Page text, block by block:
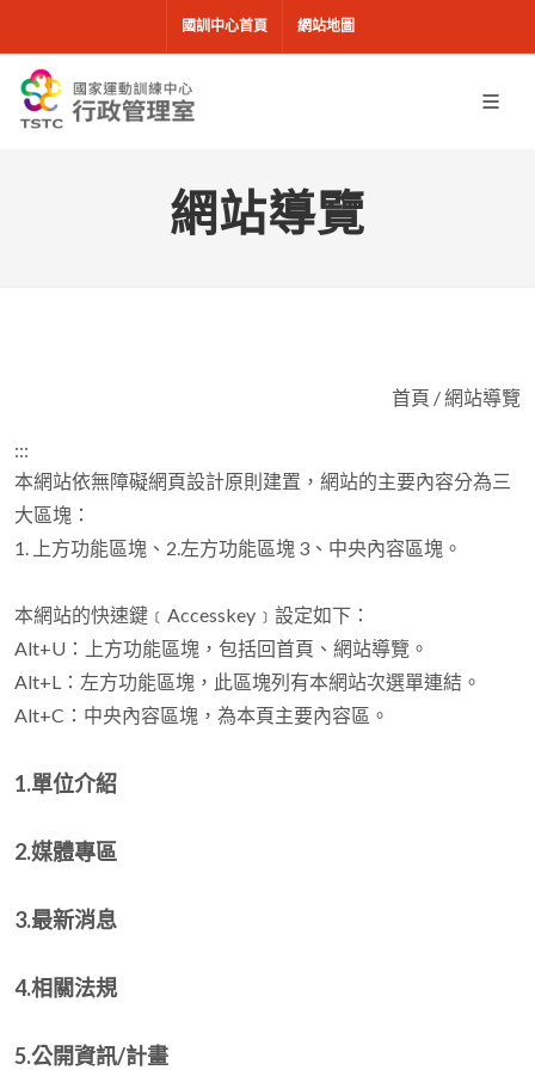
國訓中心首頁 網站地圖
網站導覽
首頁 /網站導覽
:::
本網站依無障礙網頁設計原則建置，網站的主要內容分為三
大區塊：
1. 上方功能區塊、2.左方功能區塊 3、中央內容區塊。
本網站的快速鍵﹝Accesskey﹞設定如下：
Alt+U：上方功能區塊，包括回首頁、網站導覽。
Alt+L：左方功能區塊，此區塊列有本網站次選單連結。
Alt+C：中央內容區塊，為本頁主要內容區。
1.單位介紹
2.媒體專區
3.最新消息
4.相關法規
5.公開資訊/計畫